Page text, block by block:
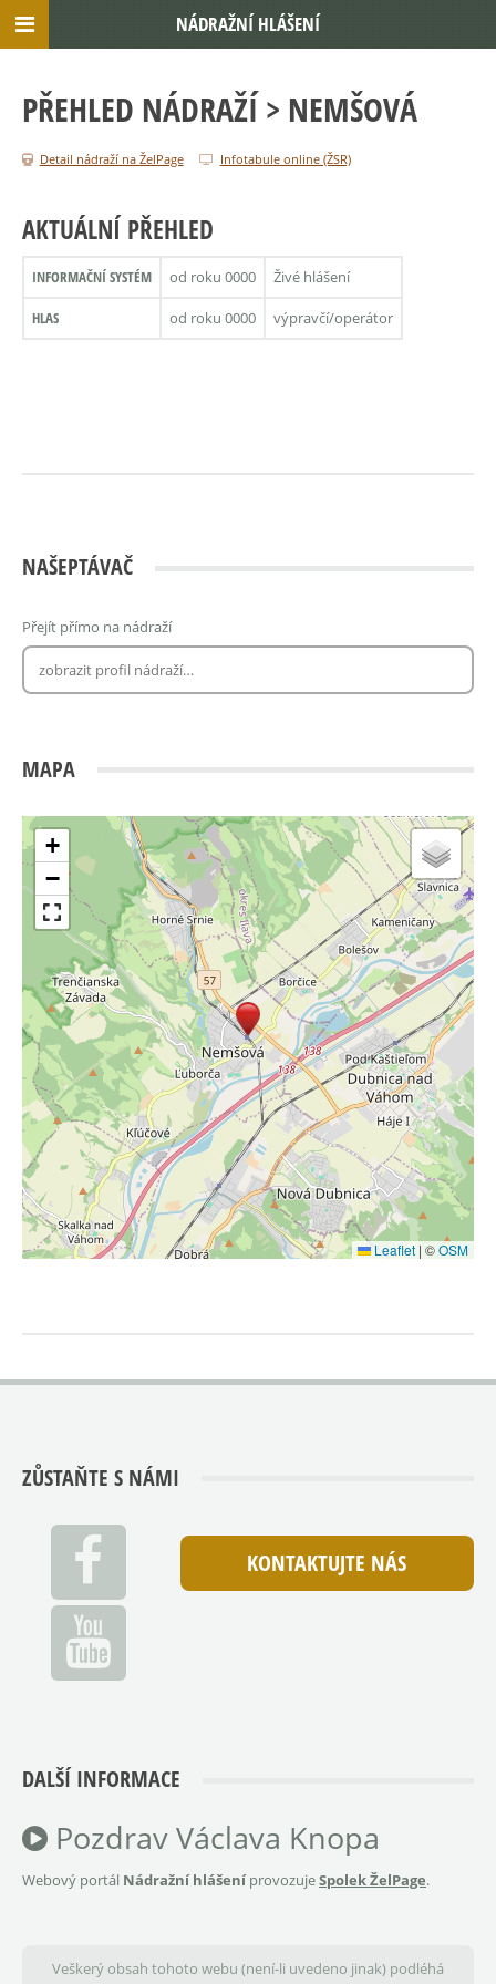
PŘEHLED NÁDRAŽÍ > NEMŠOVÁ
Detail nádraží na ŽelPage Infotabule online (ŽSR)
AKTUÁLNÍ PŘEHLED
INFORMAČNÍ SYSTÉM od roku 0000 Živé hlášení
HLAS od roku 0000 výpravčí/operátor
NAŠEPTÁVAČ
Přejít přímo na nádraží
MAPA
+
−
Leaflet | ©OSM
ZŮSTAŇTE S NÁMI
KONTAKTUJTE NÁS
DALŠÍ INFORMACE
Pozdrav Václava Knopa
Webový portál Nádražní hlášeníprovozujeSpolek ŽelPage.
Veškerý obsah tohoto webu (není-li uvedeno jinak) podléhá
NÁDRAŽNÍ HLÁŠENÍ